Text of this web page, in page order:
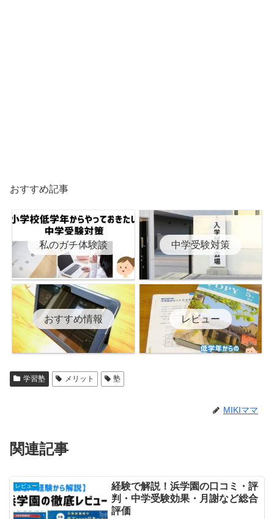
おすすめ記事
私のガチ体験談 中学受験対策
おすすめ情報 レビュー
学習塾 メリット 塾
MIKIママ
関連記事
レビュー
経験で解説！浜学園の口コミ・評
判・中学受験効果・月謝など総合
評価